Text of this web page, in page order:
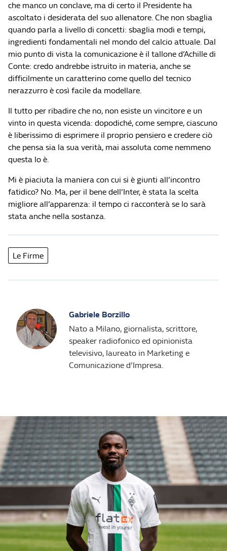
che manco un conclave, ma di certo il Presidente ha
ascoltato i desiderata del suo allenatore. Che non sbaglia
quando parla a livello di concetti: sbaglia modi e tempi,
ingredienti fondamentali nel mondo del calcio attuale. Dal
mio punto di vista la comunicazione è il tallone d’Achille di
Conte: credo andrebbe istruito in materia, anche se
difficilmente un caratterino come quello del tecnico
nerazzurro è così facile da modellare.
Il tutto per ribadire che no, non esiste un vincitore e un
vinto in questa vicenda: dopodiché, come sempre, ciascuno
è liberissimo di esprimere il proprio pensiero e credere ciò
che pensa sia la sua verità, mai assoluta come nemmeno
questa lo è.
Mi è piaciuta la maniera con cui si è giunti all’incontro
fatidico? No. Ma, per il bene dell’Inter, è stata la scelta
migliore all’apparenza: il tempo ci racconterà se lo sarà
stata anche nella sostanza.
Le Firme
Gabriele Borzillo
Nato a Milano, giornalista, scrittore,
speaker radiofonico ed opinionista
televisivo, laureato in Marketing e
Comunicazione d’Impresa.